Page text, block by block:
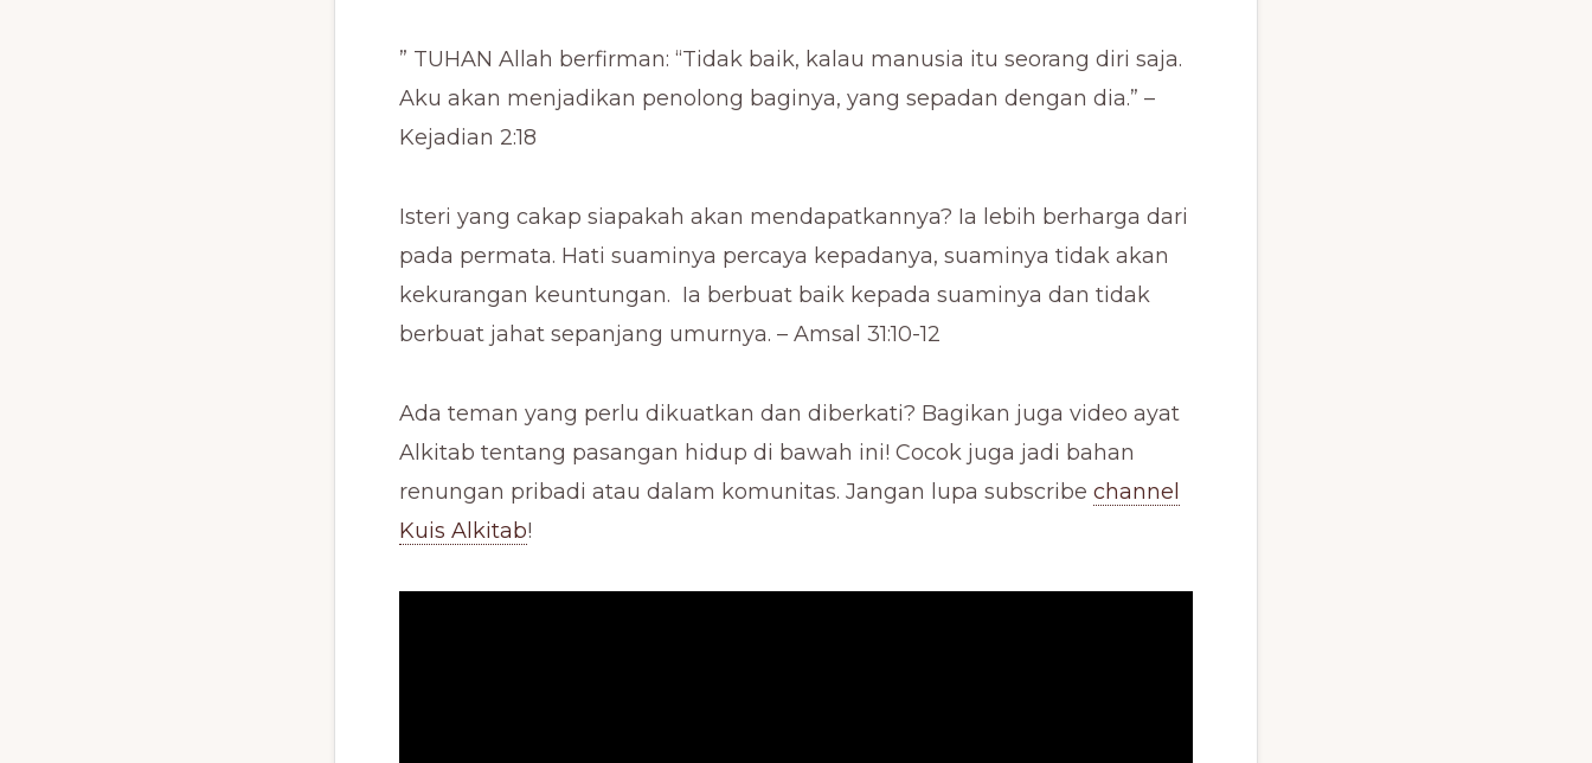
” TUHAN Allah berfirman: “Tidak baik, kalau manusia itu seorang diri saja.
Aku akan menjadikan penolong baginya, yang sepadan dengan dia.” –
Kejadian 2:18
Isteri yang cakap siapakah akan mendapatkannya? Ia lebih berharga dari
pada permata. Hati suaminya percaya kepadanya, suaminya tidak akan
kekurangan keuntungan. Ia berbuat baik kepada suaminya dan tidak
berbuat jahat sepanjang umurnya. – Amsal 31:10-12
Ada teman yang perlu dikuatkan dan diberkati? Bagikan juga video ayat
Alkitab tentang pasangan hidup di bawah ini! Cocok juga jadi bahan
renungan pribadi atau dalam komunitas. Jangan lupa subscribe channel
Kuis Alkitab!